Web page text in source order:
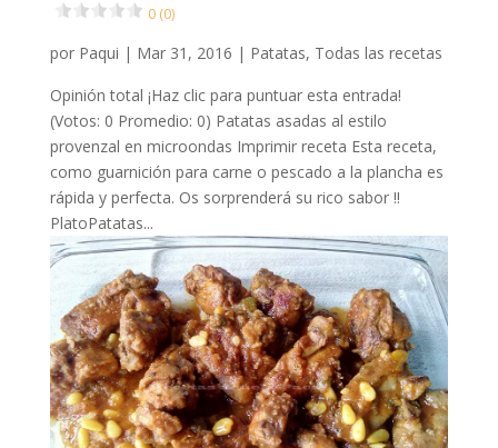
0 (0)
por Paqui | Mar 31, 2016 | Patatas, Todas las recetas
Opinión total ¡Haz clic para puntuar esta entrada!
(Votos: 0 Promedio: 0) Patatas asadas al estilo
provenzal en microondas Imprimir receta Esta receta,
como guarnición para carne o pescado a la plancha es
rápida y perfecta. Os sorprenderá su rico sabor !!
PlatoPatatas...